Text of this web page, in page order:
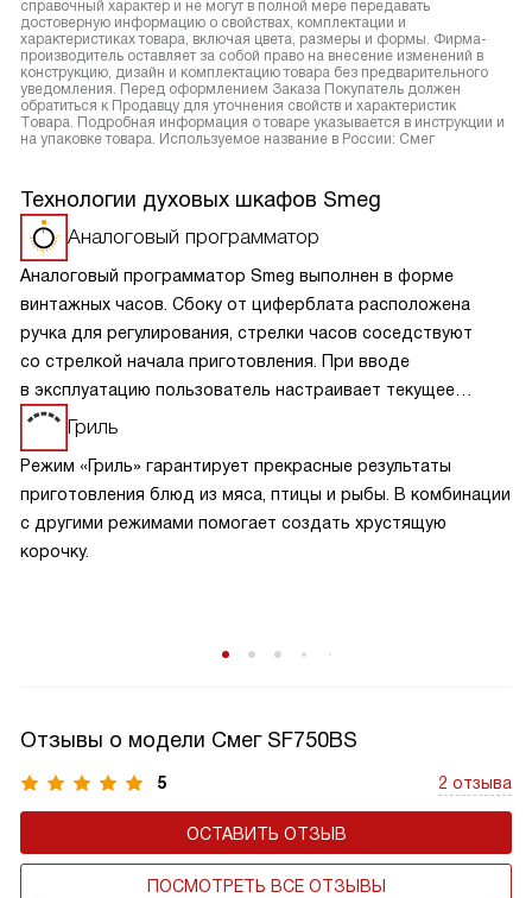
справочный характер и не могут в полной мере передавать
достоверную информацию о свойствах, комплектации и
характеристиках товара, включая цвета, размеры и формы. Фирма-
производитель оставляет за собой право на внесение изменений в
конструкцию, дизайн и комплектацию товара без предварительного
уведомления. Перед оформлением Заказа Покупатель должен
обратиться к Продавцу для уточнения свойств и характеристик
Товара. Подробная информация о товаре указывается в инструкции и
на упаковке товара. Используемое название в России: Смег
Технологии духовых шкафов Smeg
Аналоговый программатор
Аналоговый программатор Smeg выполнен в форме
винтажных часов. Сбоку от циферблата расположена
ручка для регулирования, стрелки часов соседствуют
со стрелкой начала приготовления. При вводе
в эксплуатацию пользователь настраивает текущее
время, а при необходимости — таймер. По истечении
установленного времени все нагревательные элементы
отключаются и срабатывает звуковой сигнал. Звуковой
сигнал можно отключить.
Гриль
Режим «Гриль» гарантирует прекрасные результаты
приготовления блюд из мяса, птицы и рыбы. В комбинации
с другими режимами помогает создать хрустящую
корочку.
Отзывы о модели Смег SF750BS
5 2 отзыва
ОСТАВИТЬ ОТЗЫВ
ПОСМОТРЕТЬ ВСЕ ОТЗЫВЫ